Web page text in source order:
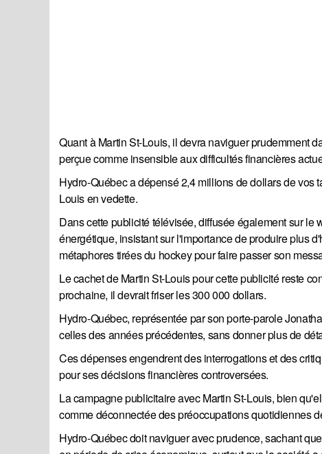
Quant à Martin St-Louis, il devra naviguer prudemment
perçue comme insensible aux difficultés financières
Hydro-Québec a dépensé 2,4 millions de dollars de
Louis en vedette.
Dans cette publicité télévisée, diffusée également sur
énergétique, insistant sur l'importance de produire plus
métaphores tirées du hockey pour faire passer son
Le cachet de Martin St-Louis pour cette publicité reste
prochaine, il devrait friser les 300 000 dollars.
Hydro-Québec, représentée par son porte-parole
celles des années précédentes, sans donner plus de
Ces dépenses engendrent des interrogations et des
pour ses décisions financières controversées.
La campagne publicitaire avec Martin St-Louis, bien
comme déconnectée des préoccupations quotidiennes
Hydro-Québec doit naviguer avec prudence, sachant